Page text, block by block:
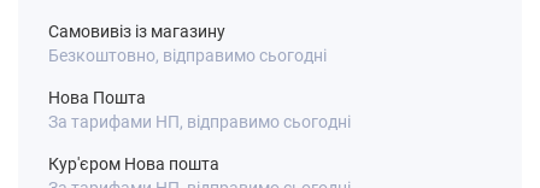
Самовивіз із магазину
Безкоштовно, відправимо сьогодні
Нова Пошта
За тарифами НП, відправимо сьогодні
Кур'єром Нова пошта